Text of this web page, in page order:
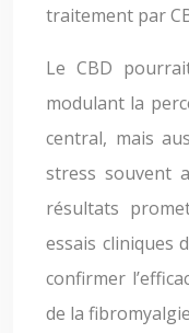
traitement par
Le CBD
modulant la
central, mais
stress souvent
résultats
essais cliniques
confirmer
de la